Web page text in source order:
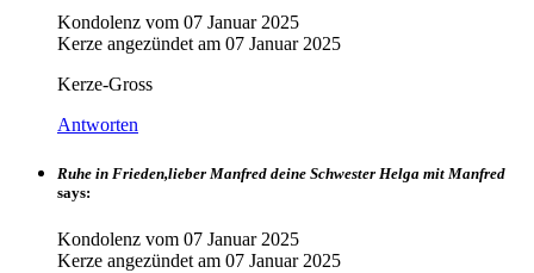
Kondolenz vom 07 Januar 2025
Kerze angezündet am 07 Januar 2025
Kerze-Gross
Antworten
Ruhe in Frieden,lieber Manfred deine Schwester Helga mit Manfred
says:
Kondolenz vom 07 Januar 2025
Kerze angezündet am 07 Januar 2025